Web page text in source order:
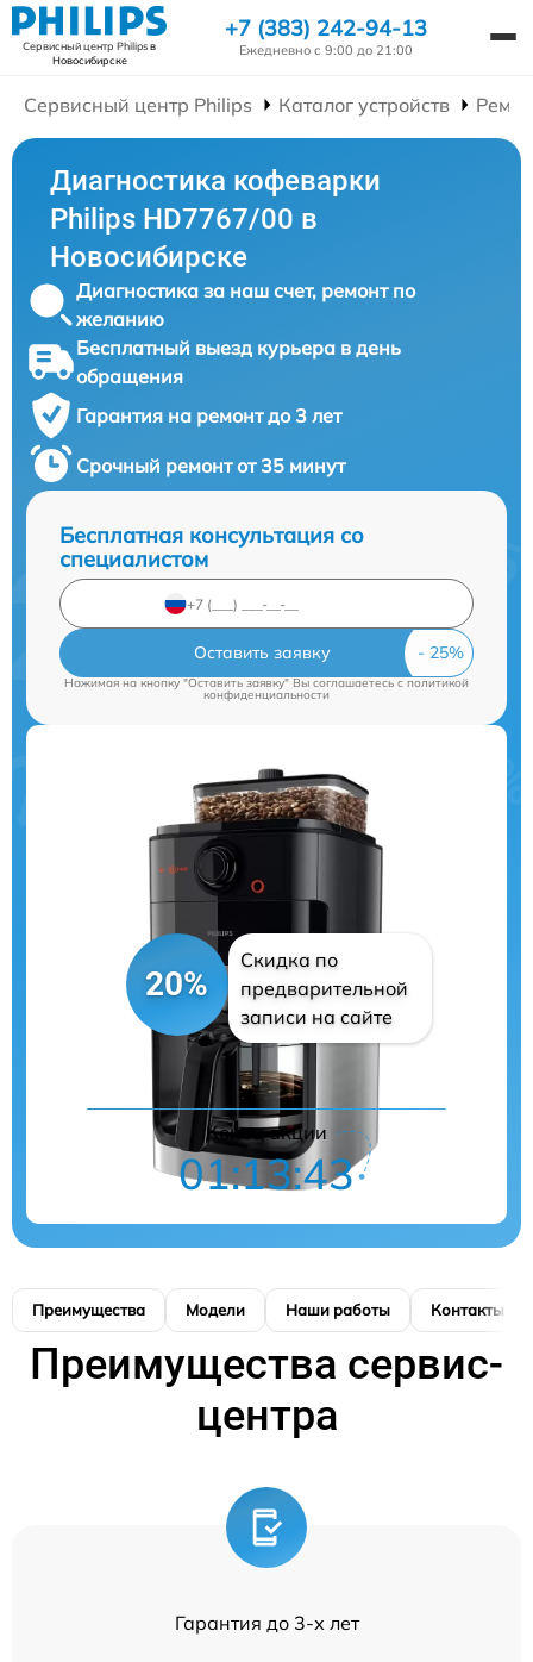
Сервисный центр Philipsв
Новосибирске
+7 (383) 242-94-13
Ежедневно с 9:00 до 21:00
Сервисный центр Philips Каталог устройств
Диагностика кофеварки
Philips HD7767/00 в
Новосибирске
Диагностика за наш счет, ремонт по
желанию
Бесплатный выезд курьера в день
обращения
Гарантия на ремонт до 3 лет
Срочный ремонт от 35 минут
Бесплатная консультация со
специалистом
Оставить заявку
Нажимая на кнопку "Оставить заявку" Вы соглашаетесь c политикой
конфиденциальности
20%
Скидка по
предварительной
записи на сайте
Конец акции
01:13:43
Преимущества Модели Наши работы Контакты
Преимущества сервис-
центра
Гарантия до 3-х лет